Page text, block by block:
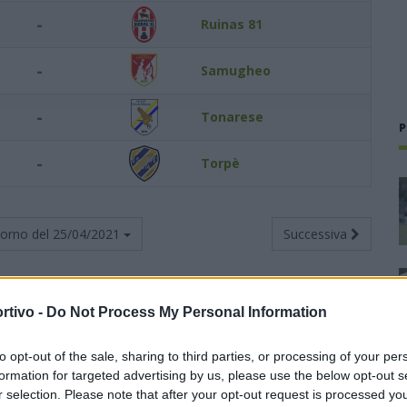
- Do Not Process My Personal Information
opt-out of the sale, sharing to third parties, or processing of your
for targeted advertising by us, please use the below opt-out
selection. Please note that after your opt-out request is processed
- Ruinas 81
- Samugheo
- Tonarese
- Torpè
del 25/04/2021 Successiva
V N P F S V N P F S V N P F S